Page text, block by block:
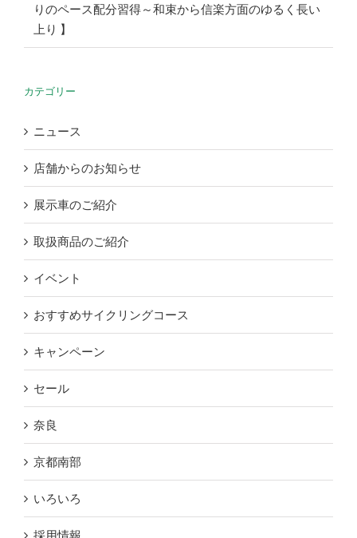
りのペース配分習得～和束から信楽方面のゆるく長い
上り 】
カテゴリー
ニュース
店舗からのお知らせ
展示車のご紹介
取扱商品のご紹介
イベント
おすすめサイクリングコース
キャンペーン
セール
奈良
京都南部
いろいろ
採用情報